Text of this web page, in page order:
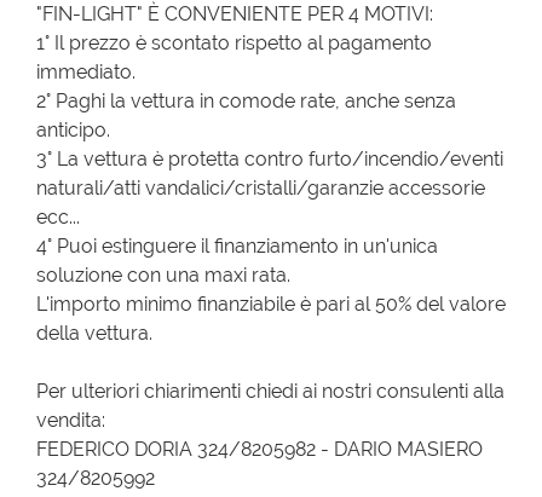
"FIN-LIGHT" È CONVENIENTE PER 4 MOTIVI:
1° Il prezzo è scontato rispetto al pagamento
immediato.
2° Paghi la vettura in comode rate, anche senza
anticipo.
3° La vettura è protetta contro furto/incendio/eventi
naturali/atti vandalici/cristalli/garanzie accessorie
ecc...
4° Puoi estinguere il finanziamento in un'unica
soluzione con una maxi rata.
L'importo minimo finanziabile è pari al 50% del valore
della vettura.
Per ulteriori chiarimenti chiedi ai nostri consulenti alla
vendita:
FEDERICO DORIA 324/8205982 - DARIO MASIERO
324/8205992